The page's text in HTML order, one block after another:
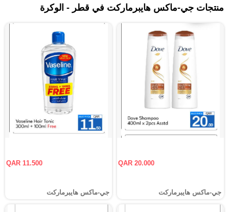
منتجات جي-ماكس هايبرماركت في قطر - الوكرة
QAR 20.000
جي-ماكس هايبرماركت
QAR 11.500
جي-ماكس هايبرماركت